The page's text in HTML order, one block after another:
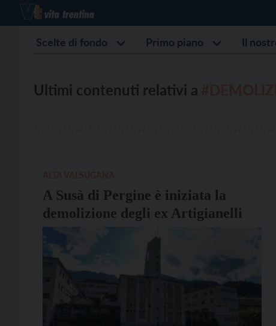
Scelte di fondo Primo piano Il
Ultimi contenuti relativi a
A Susà di Pergine è iniziata la
demolizione degli ex Artigianelli